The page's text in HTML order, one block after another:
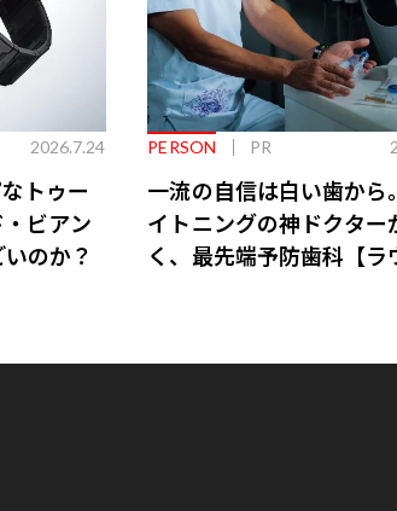
2026.7.24
トゥー
ビアン
のか？
PERSON PR
一流の自信は白い歯から
イトニングの神ドクター
く、最先端予防歯科【ラ